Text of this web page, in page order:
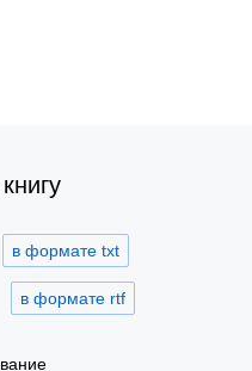
в формате txt
в формате rtf